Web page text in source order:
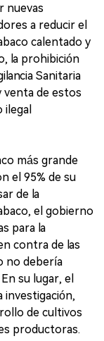
nuevas
a reducir el
calentado y
la prohibición
Sanitaria
venta de estos
más grande
el 95% de su
de la
el gobierno
para la
contra de las
no debería
su lugar, el
de cultivos
productoras.